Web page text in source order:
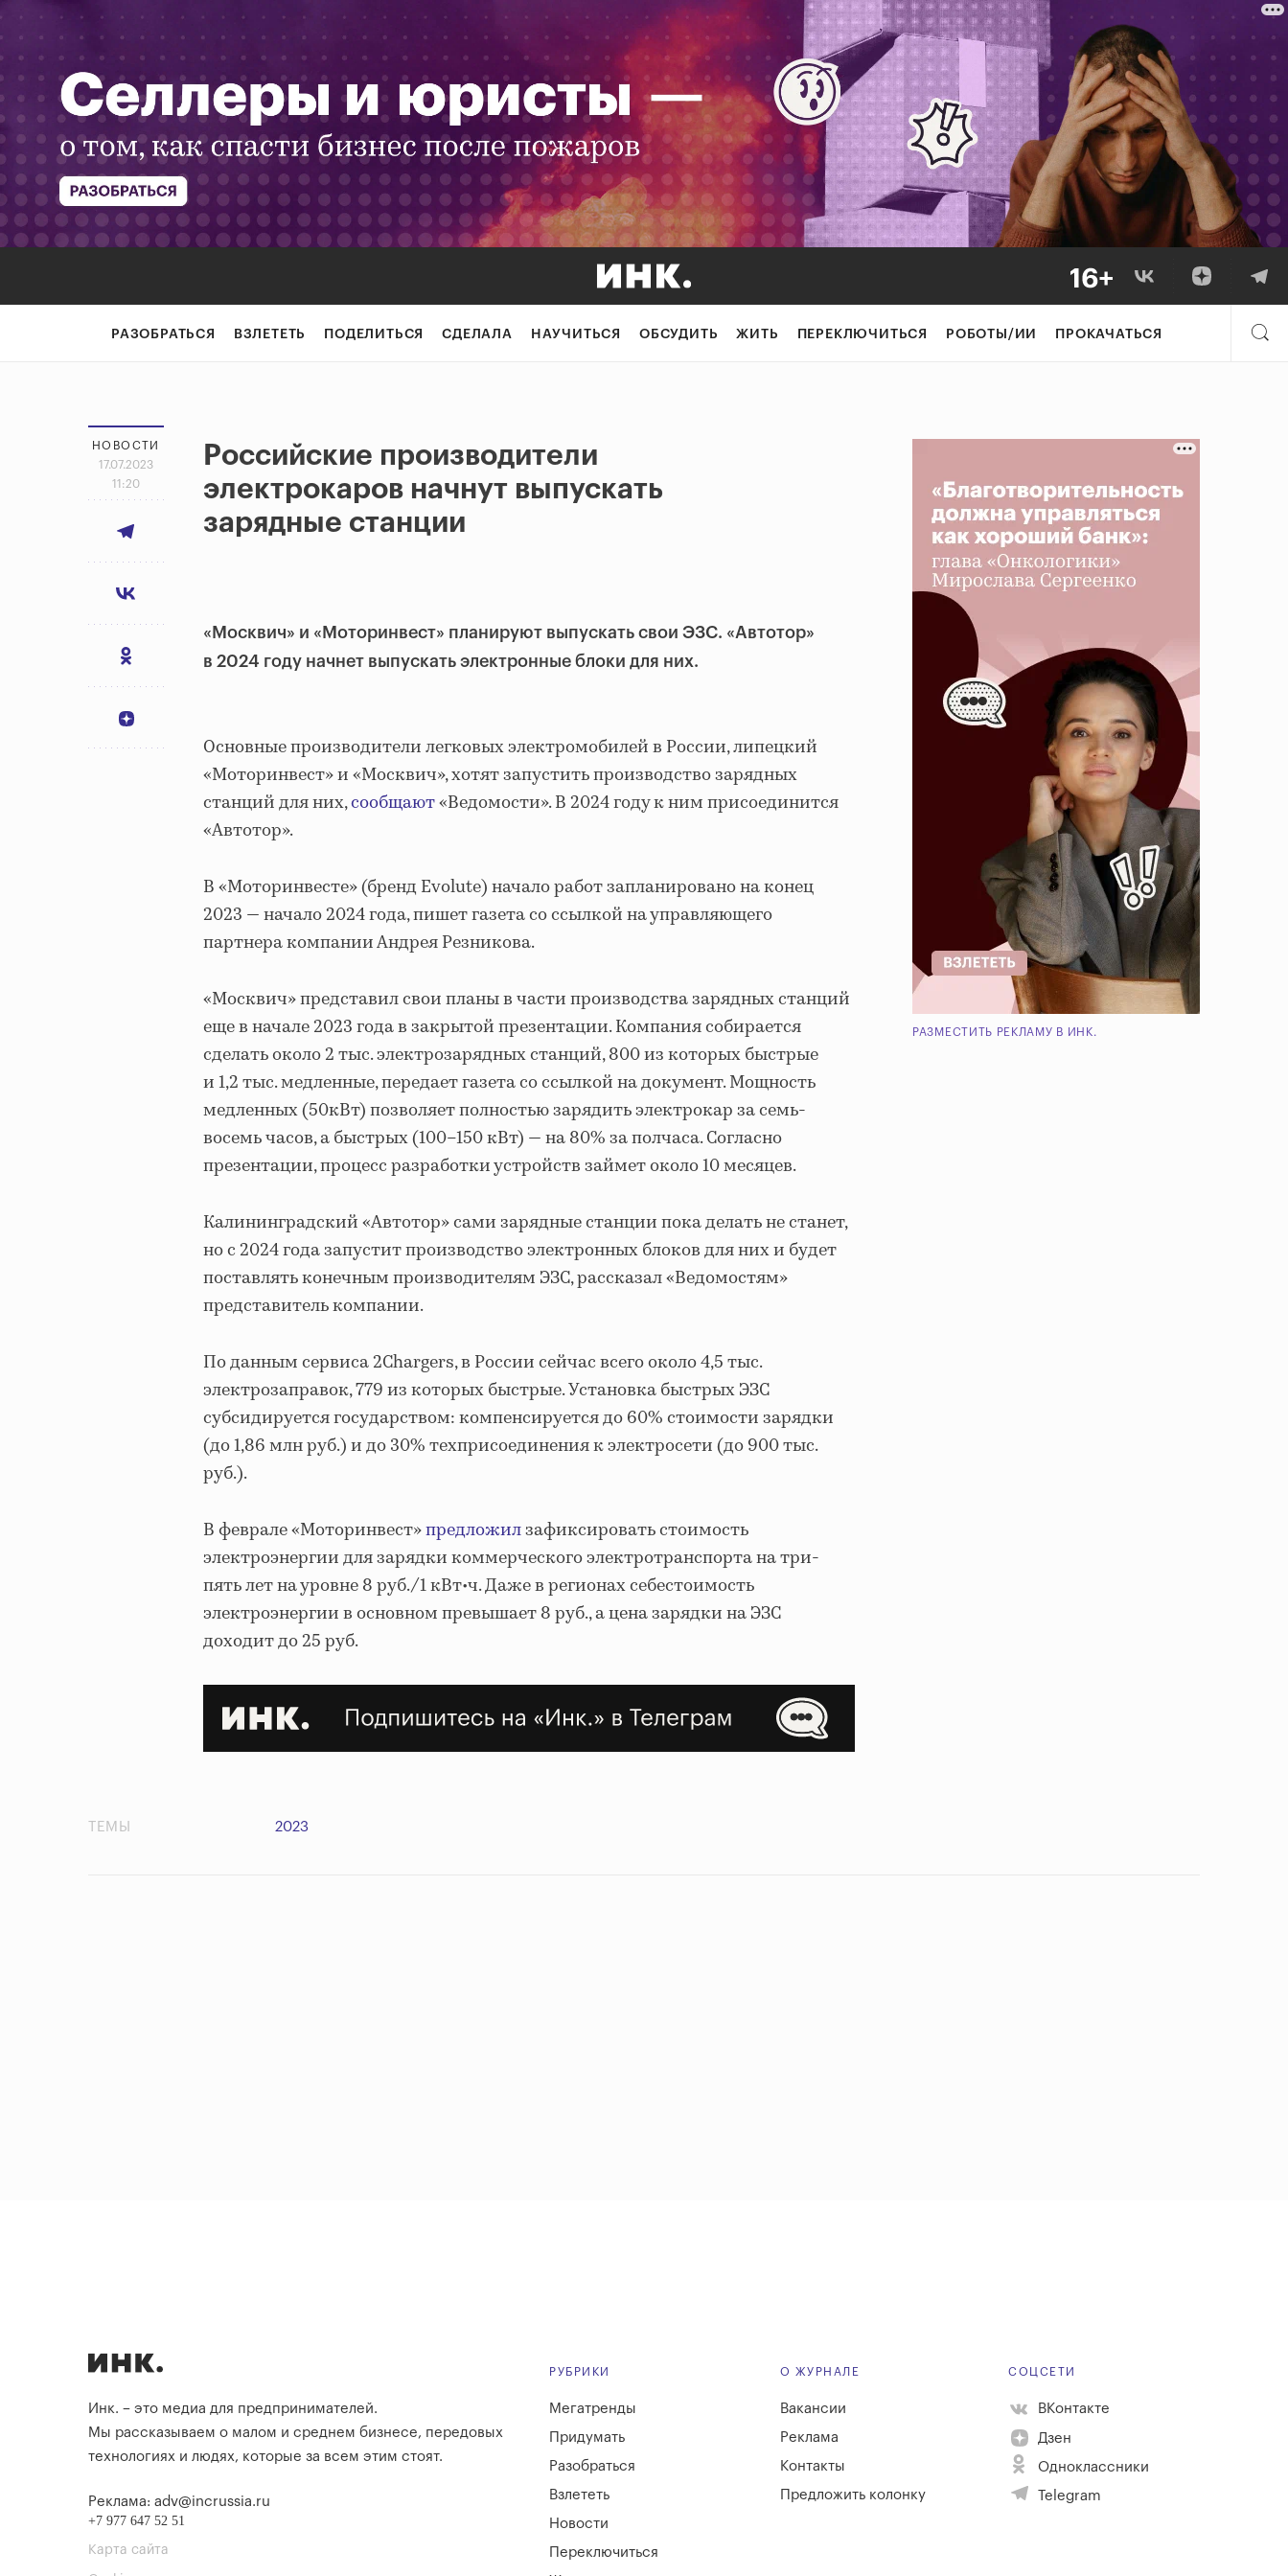
РАЗОБРАТЬСЯ ВЗЛЕТЕТЬ ПОДЕЛИТЬСЯ СДЕЛАЛА НАУЧИТЬСЯ ОБСУДИТЬ ЖИТЬ ПЕРЕКЛЮЧИТЬСЯ РОБОТЫ/ИИ ПРОКАЧАТЬСЯ
НОВОСТИ
17.07.2023
11:20
Российские производители
электрокаров начнут выпускать
зарядные станции
«Москвич» и «Моторинвест» планируют выпускать свои ЭЗС. «Автотор»
в 2024 году начнет выпускать электронные блоки для них.
Основные производители легковых электромобилей в России, липецкий
«Моторинвест» и «Москвич», хотят запустить производство зарядных
станций для них,сообщают«Ведомости». В 2024 году к ним присоединится
«Автотор».
В «Моторинвесте» (бренд Evolute) начало работ запланировано на конец
2023 — начало 2024 года, пишет газета со ссылкой на управляющего
партнера компании Андрея Резникова.
«Москвич» представил свои планы в части производства зарядных станций
еще в начале 2023 года в закрытой презентации. Компания собирается
сделать около 2 тыс. электрозарядных станций, 800 из которых быстрые
и 1,2 тыс. медленные, передает газета со ссылкой на документ. Мощность
медленных (50кВт) позволяет полностью зарядить электрокар за семь-
восемь часов, а быстрых (100–150 кВт) — на 80% за полчаса. Согласно
презентации, процесс разработки устройств займет около 10 месяцев.
Калининградский «Автотор» сами зарядные станции пока делать не станет,
но с 2024 года запустит производство электронных блоков для них и будет
поставлять конечным производителям ЭЗС, рассказал «Ведомостям»
представитель компании.
По данным сервиса 2Chargers, в России сейчас всего около 4,5 тыс.
электрозаправок, 779 из которых быстрые. Установка быстрых ЭЗС
субсидируется государством: компенсируется до 60% стоимости зарядки
(до 1,86 млн руб.) и до 30% техприсоединения к электросети (до 900 тыс.
руб.).
В феврале «Моторинвест»предложилзафиксировать стоимость
электроэнергии для зарядки коммерческого электротранспорта на три-
пять лет на уровне 8 руб./1 кВт•ч. Даже в регионах себестоимость
электроэнергии в основном превышает 8 руб., а цена зарядки на ЭЗС
доходит до 25 руб.
РАЗМЕСТИТЬ РЕКЛАМУ В ИНК.
ТЕМЫ 2023
Инк. – это медиа для предпринимателей.
Мы рассказываем о малом и среднем бизнесе, передовых
технологиях и людях, которые за всем этим стоят.
Реклама: adv@incrussia.ru
+7 977 647 52 51
Карта сайта
РУБРИКИ
Мегатренды
Придумать
Разобраться
Взлететь
Новости
Переключиться
О ЖУРНАЛЕ
Вакансии
Реклама
Контакты
Предложить колонку
СОЦСЕТИ
ВКонтакте
Дзен
Одноклассники
Telegram